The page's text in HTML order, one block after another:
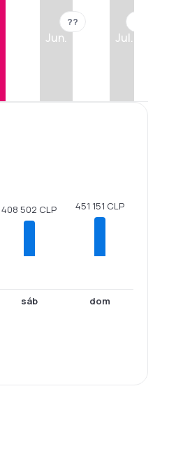
Jun.
??
Jul.
408 502 CLP
sáb
451 151 CLP
dom